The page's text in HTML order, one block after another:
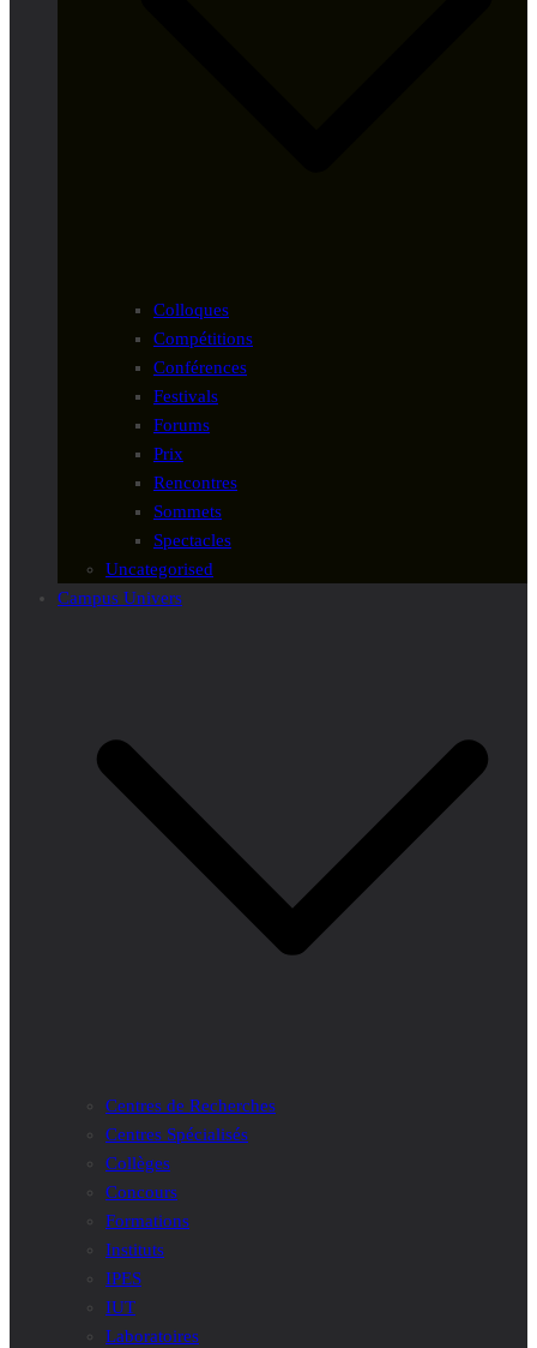
Colloques
Compétitions
Conférences
Festivals
Forums
Prix
Rencontres
Sommets
Spectacles
Uncategorised
Campus Univers
Centres de Recherches
Centres Spécialisés
Collèges
Concours
Formations
Instituts
IPES
IUT
Laboratoires